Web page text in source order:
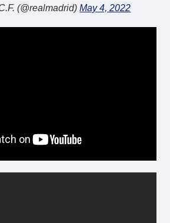
(@realmadrid)May 4, 2022